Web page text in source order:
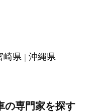
崎県 沖縄県
の専門家を探す